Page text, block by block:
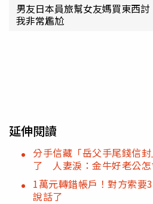
男友日本員旅幫女友媽買東西
我非常尷尬
延伸閱讀
分手信藏「岳父手尾錢信
了 人妻淚：金牛好老公怎
1萬元轉錯帳戶！對方索
說話了